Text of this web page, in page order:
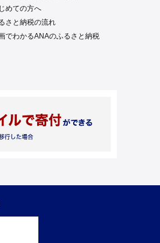
めての方へ
さと納税の流れ
でわかるANAのふるさと納税